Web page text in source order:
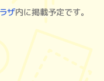
ザ内に掲載予定です。